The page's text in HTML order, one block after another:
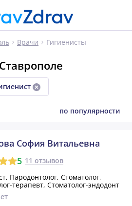
Врачи Гигиенисты
по популярности
София Витальевна
5 11 отзывов
Пародонтолог, Стоматолог,
терапевт, Стоматолог-эндодонт